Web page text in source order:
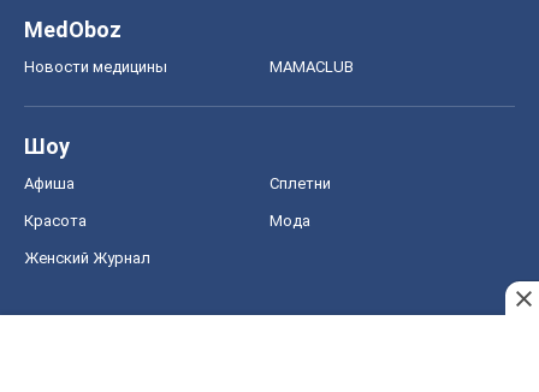
MedOboz
Новости медицины MAMACLUB
Шоу
Афиша Сплетни
Красота Мода
Женский Журнал